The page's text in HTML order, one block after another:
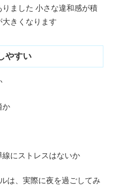
ました 小さな違和感が積
きくなります
やすい
か
線にストレスはないか
は、実際に夜を過ごしてみ